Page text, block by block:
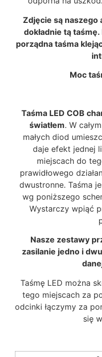
Zdjęcie są
dokładnie tą
porządna taśma
Moc
Taśma LED COB
światłem. W
małych diod
daje efekt jednej
miejscach do
prawidłowego
dwustronne. Taśma
wg poniższego
Wystarczy wpiąć
Nasze zestawy
zasilanie jedno i
Taśmę LED można
tego miejscach za
odcinki łączymy za
się